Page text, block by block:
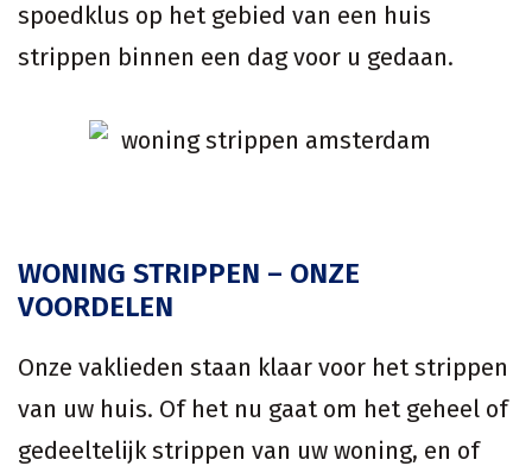
spoedklus op het gebied van een huis
strippen binnen een dag voor u gedaan.
WONING STRIPPEN – ONZE
VOORDELEN
Onze vaklieden staan klaar voor het strippen
van uw huis. Of het nu gaat om het geheel of
gedeeltelijk strippen van uw woning, en of